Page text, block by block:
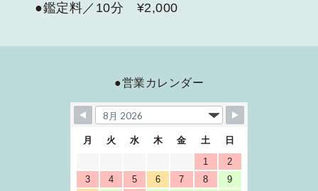
●鑑定料／10分 ¥2,000
●営業カレンダー
月 火 水 木 金 土
日
1
2
3
4 5 6 7 8
9